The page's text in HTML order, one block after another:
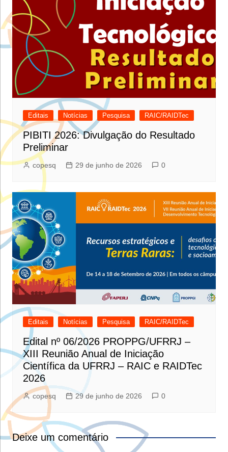
Editais Notícias Pesquisa RAIC/RAIDTec
PIBITI 2026: Divulgação do Resultado
Preliminar
copesq 29 de junho de 2026 0
Editais Notícias Pesquisa RAIC/RAIDTec
Edital nº 06/2026 PROPPG/UFRRJ –
XIII Reunião Anual de Iniciação
Científica da UFRRJ – RAIC e RAIDTec
2026
copesq 29 de junho de 2026 0
Deixe um comentário